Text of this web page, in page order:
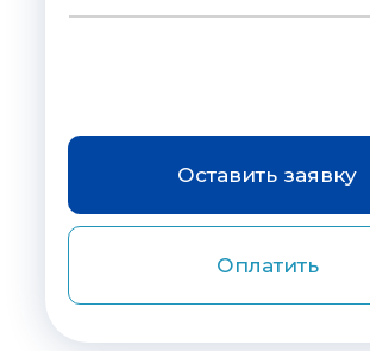
Оставить заявку
Оплатить